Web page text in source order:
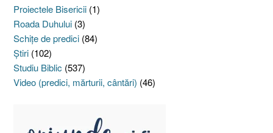
Proiectele Bisericii (1)
Roada Duhului (3)
Schiţe de predici (84)
Ştiri (102)
Studiu Biblic (537)
Video (predici, mărturii, cântări) (46)